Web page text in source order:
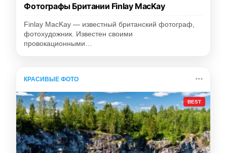
Фотографы Британии Finlay MacKay
Finlay MacKay — известный британский фотограф,
фотохудожник. Известен своими
провокационными…
КРАСИВЫЕ ФОТО
BEST